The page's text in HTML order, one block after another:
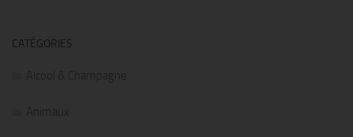
CATÉGORIES
Alcool & Champagne
Animaux